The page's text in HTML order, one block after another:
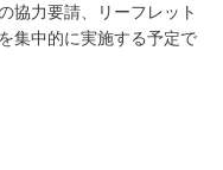
協力要請、リーフレット
集中的に実施する予定で